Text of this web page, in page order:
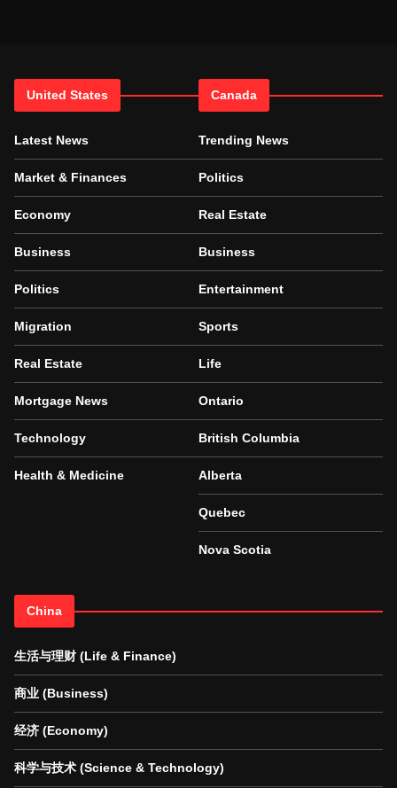
United States
Latest News
Market & Finances
Economy
Business
Politics
Migration
Real Estate
Mortgage News
Technology
Health & Medicine
Canada
Trending News
Politics
Real Estate
Business
Entertainment
Sports
Life
Ontario
British Columbia
Alberta
Quebec
Nova Scotia
China
生活与理财 (Life & Finance)
商业 (Business)
经济 (Economy)
科学与技术 (Science & Technology)